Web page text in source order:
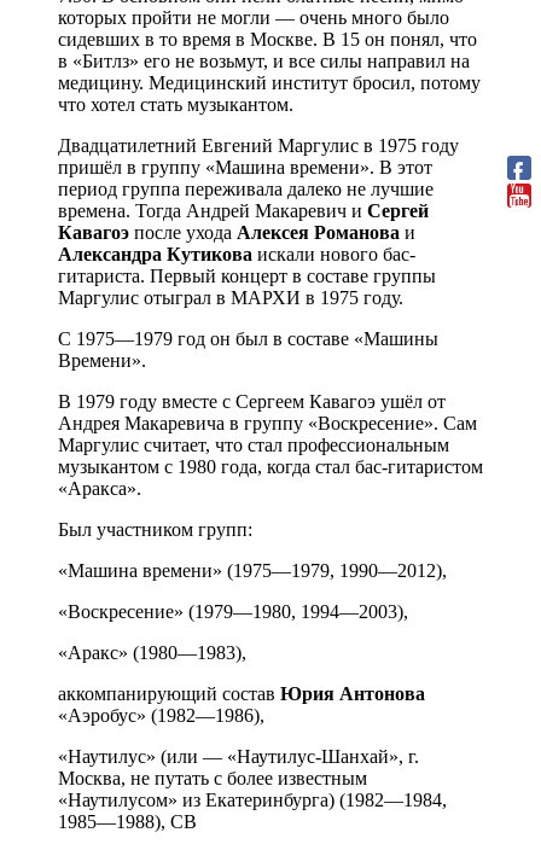
которых пройти не могли — очень много было
сидевших в то время в Москве. В 15 он понял, что
в «Битлз» его не возьмут, и все силы направил на
медицину. Медицинский институт бросил, потому
что хотел стать музыкантом.
Двадцатилетний Евгений Маргулис в 1975 году
пришёл в группу «Машина времени». В этот
период группа переживала далеко не лучшие
времена. Тогда Андрей Макаревич и Сергей
Кавагоэ после ухода Алексея Романова и
Александра Кутикова искали нового бас-
гитариста. Первый концерт в составе группы
Маргулис отыграл в МАРХИ в 1975 году.
С 1975—1979 год он был в составе «Машины
Времени».
В 1979 году вместе с Сергеем Кавагоэ ушёл от
Андрея Макаревича в группу «Воскресение». Сам
Маргулис считает, что стал профессиональным
музыкантом с 1980 года, когда стал бас-гитаристом
«Аракса».
Был участником групп:
«Машина времени» (1975—1979, 1990—2012),
«Воскресение» (1979—1980, 1994—2003),
«Аракс» (1980—1983),
аккомпанирующий состав Юрия Антонова
«Аэробус» (1982—1986),
«Наутилус» (или — «Наутилус-Шанхай», г.
Москва, не путать с более известным
«Наутилусом» из Екатеринбурга) (1982—1984,
1985—1988), СВ